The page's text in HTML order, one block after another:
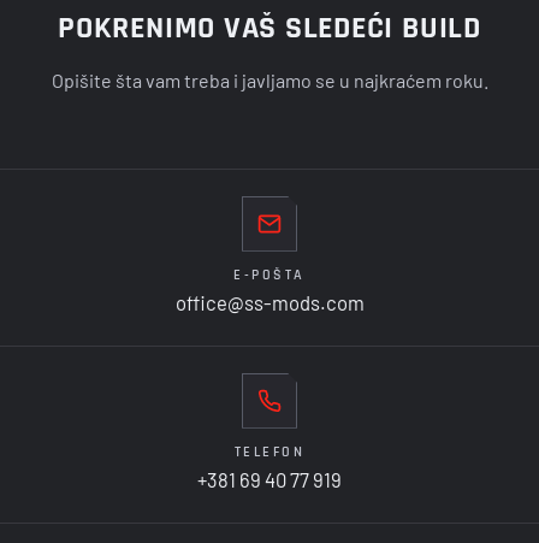
POKRENIMO VAŠ SLEDEĆI BUILD
Opišite šta vam treba i javljamo se u najkraćem roku.
E-POŠTA
office@ss-mods.com
TELEFON
+381 69 40 77 919